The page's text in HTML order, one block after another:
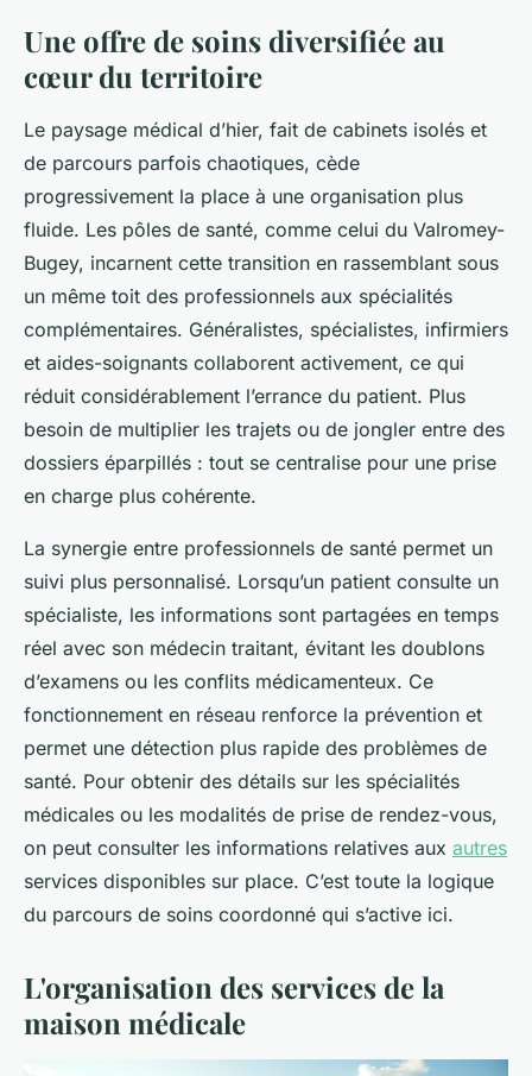
Une offre de soins diversifiée au
cœur du territoire
Le paysage médical d’hier, fait de cabinets isolés et
de parcours parfois chaotiques, cède
progressivement la place à une organisation plus
fluide. Les pôles de santé, comme celui du Valromey-
Bugey, incarnent cette transition en rassemblant sous
un même toit des professionnels aux spécialités
complémentaires. Généralistes, spécialistes, infirmiers
et aides-soignants collaborent activement, ce qui
réduit considérablement l’errance du patient. Plus
besoin de multiplier les trajets ou de jongler entre des
dossiers éparpillés : tout se centralise pour une prise
en charge plus cohérente.
La synergie entre professionnels de santé permet un
suivi plus personnalisé. Lorsqu’un patient consulte un
spécialiste, les informations sont partagées en temps
réel avec son médecin traitant, évitant les doublons
d’examens ou les conflits médicamenteux. Ce
fonctionnement en réseau renforce la prévention et
permet une détection plus rapide des problèmes de
santé. Pour obtenir des détails sur les spécialités
médicales ou les modalités de prise de rendez-vous,
on peut consulter les informations relatives aux autres
services disponibles sur place. C’est toute la logique
du parcours de soins coordonné qui s’active ici.
L'organisation des services de la
maison médicale